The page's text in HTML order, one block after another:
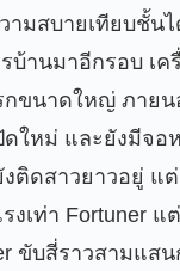
มสบายเทียบชั้น
รบ้านมาอีกรอบ
กขนาดใหญ่ ภาย
ใหม่ และยังมีจอ
ติดสาวยาวอยู่ แ
งเท่า Fortuner
ขับสี่ราวสามแส